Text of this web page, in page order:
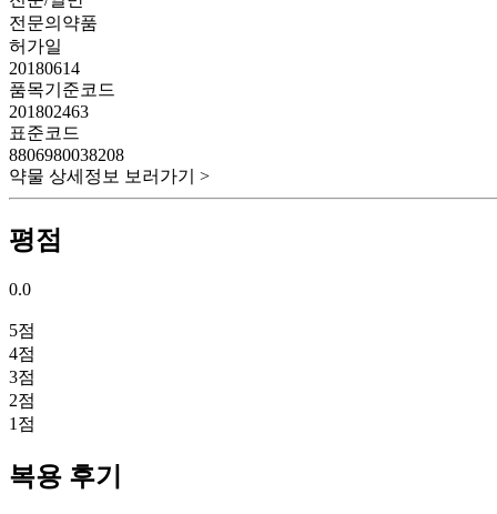
전문의약품
허가일
20180614
품목기준코드
201802463
표준코드
8806980038208
약물 상세정보 보러가기 >
평점
0.0
5점
4점
3점
2점
1 점
복용 후기